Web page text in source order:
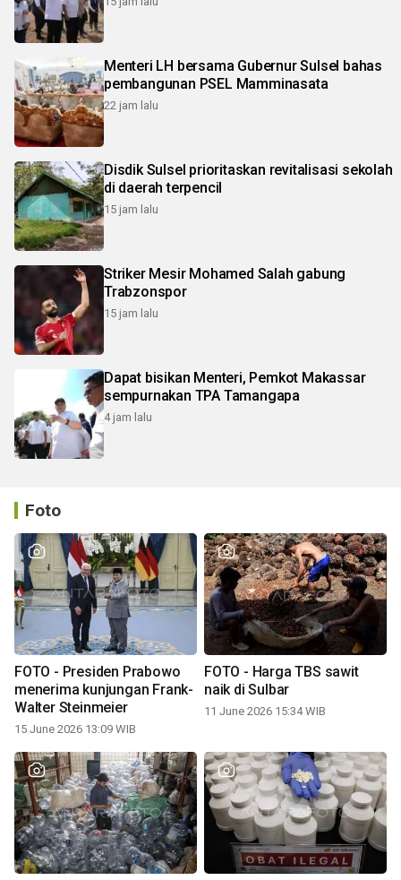
Menteri LH bersama Gubernur Sulsel bahas
pembangunan PSEL Mamminasata
22 jam lalu
Disdik Sulsel prioritaskan revitalisasi sekolah
di daerah terpencil
15 jam lalu
Striker Mesir Mohamed Salah gabung
Trabzonspor
15 jam lalu
Dapat bisikan Menteri, Pemkot Makassar
sempurnakan TPA Tamangapa
4 jam lalu
Foto
FOTO - Presiden Prabowo
menerima kunjungan Frank-
Walter Steinmeier
15 June 2026 13:09 WIB
FOTO - Harga TBS sawit
naik di Sulbar
11 June 2026 15:34 WIB